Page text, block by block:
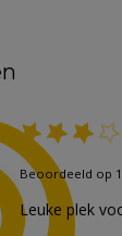
Beoordeeld op
Leuke plek